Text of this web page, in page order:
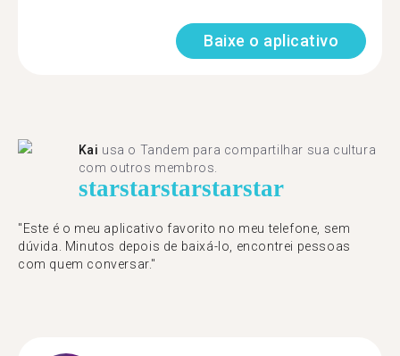
Baixe o aplicativo
Kai usa o Tandem para compartilhar sua cultura
com outros membros.
starstarstarstarstar
"Este é o meu aplicativo favorito no meu telefone, sem
dúvida. Minutos depois de baixá-lo, encontrei pessoas
com quem conversar."